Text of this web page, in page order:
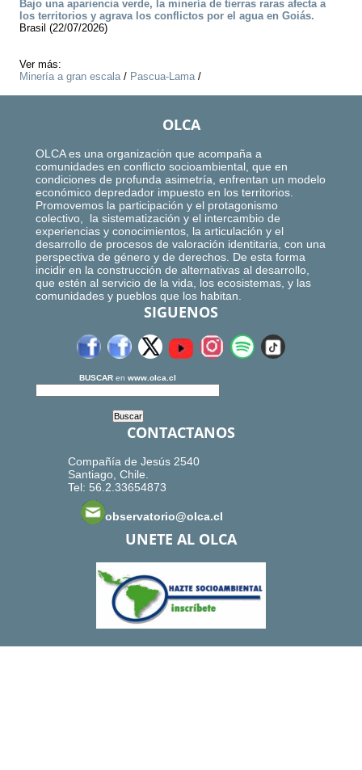
Bajo una apariencia verde, la minería de tierras raras afecta a
los territorios y agrava los conflictos por el agua en Goiás.
Brasil (22/07/2026)
Ver más:
Minería a gran escala/ Pascua-Lama/
OLCA
OLCA es una organización que acompaña a
comunidades en conflicto socioambiental, que en
condiciones de profunda asimetría, enfrentan un modelo
económico depredador impuesto en los territorios.
Promovemos la participación y el protagonismo
colectivo, la sistematización y el intercambio de
experiencias y conocimientos, la articulación y el
desarrollo de procesos de valoración identitaria, con una
perspectiva de género y de derechos. De esta forma
incidir en la construcción de alternativas al desarrollo,
que estén al servicio de la vida, los ecosistemas, y las
comunidades y pueblos que los habitan.
SIGUENOS
BUSCAR en www.olca.cl
CONTACTANOS
Compañía de Jesús 2540
Santiago, Chile.
Tel: 56.2.33654873
observatorio@olca.cl
UNETE AL OLCA